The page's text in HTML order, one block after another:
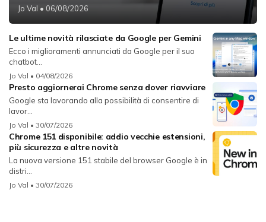
Jo Val • 06/08/2026
Le ultime novità rilasciate da Google per Gemini
Ecco i miglioramenti annunciati da Google per il suo
chatbot...
Jo Val • 04/08/2026
Presto aggiornerai Chrome senza dover riavviare
Google sta lavorando alla possibilità di consentire di
lavor...
Jo Val • 30/07/2026
Chrome 151 disponibile: addio vecchie estensioni,
più sicurezza e altre novità
La nuova versione 151 stabile del browser Google è in
distri...
Jo Val • 30/07/2026